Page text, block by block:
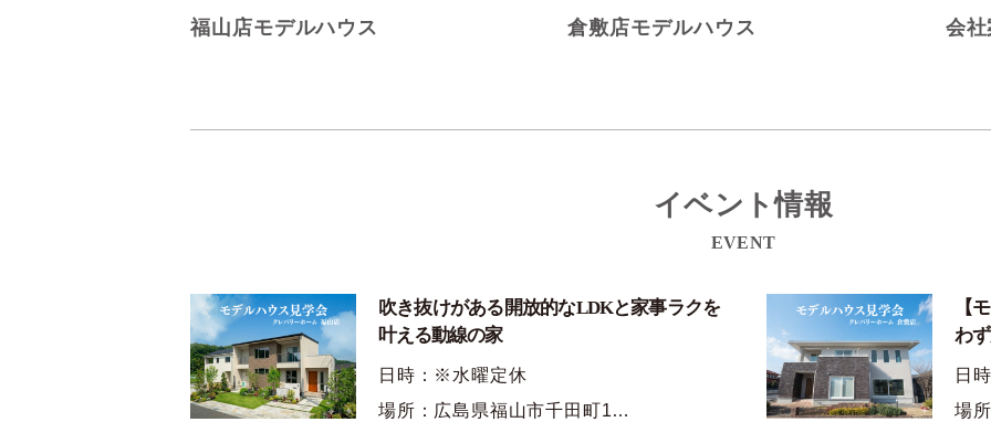
福山店モデルハウス 倉敷店モデルハウス 会
イベント情報
EVENT
吹き抜けがある開放的なLDKと家事ラクを
叶える動線の家
日時：※水曜定休
場所：広島県福山市千田町1…
【
わ
日
場